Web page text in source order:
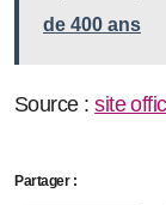
de 400 ans
Source :site
Partager :